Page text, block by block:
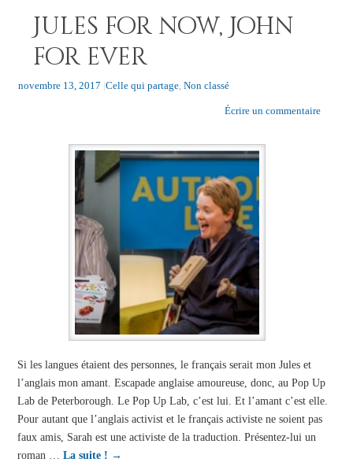
Jules for now, John
for ever
novembre 13, 2017 |Celle qui partage, Non classé
Écrire un commentaire
Si les langues étaient des personnes, le français serait mon Jules et
l’anglais mon amant. Escapade anglaise amoureuse, donc, au Pop Up
Lab de Peterborough. Le Pop Up Lab, c’est lui. Et l’amant c’est elle.
Pour autant que l’anglais activist et le français activiste ne soient pas
faux amis, Sarah est une activiste de la traduction. Présentez-lui un
roman … La suite ! →